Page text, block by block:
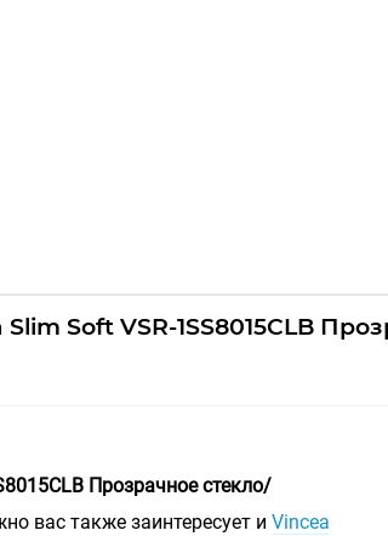
Soft VSR-1SS8015CLB
Прозрачное стекло/
вас также заинтересует и Vincea